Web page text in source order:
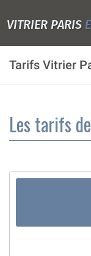
VITRIER PARIS
Tarifs Vitrier
Les tarifs